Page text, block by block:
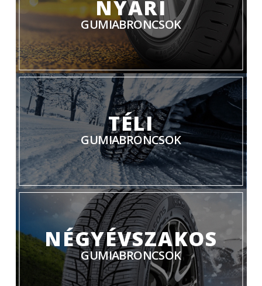
NYÁRI
GUMIABRONCSOK
TÉLI
GUMIABRONCSOK
NÉGYÉVSZAKOS
GUMIABRONCSOK